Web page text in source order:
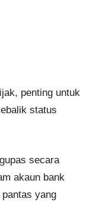
penting untuk
status
secara
akaun bank
yang